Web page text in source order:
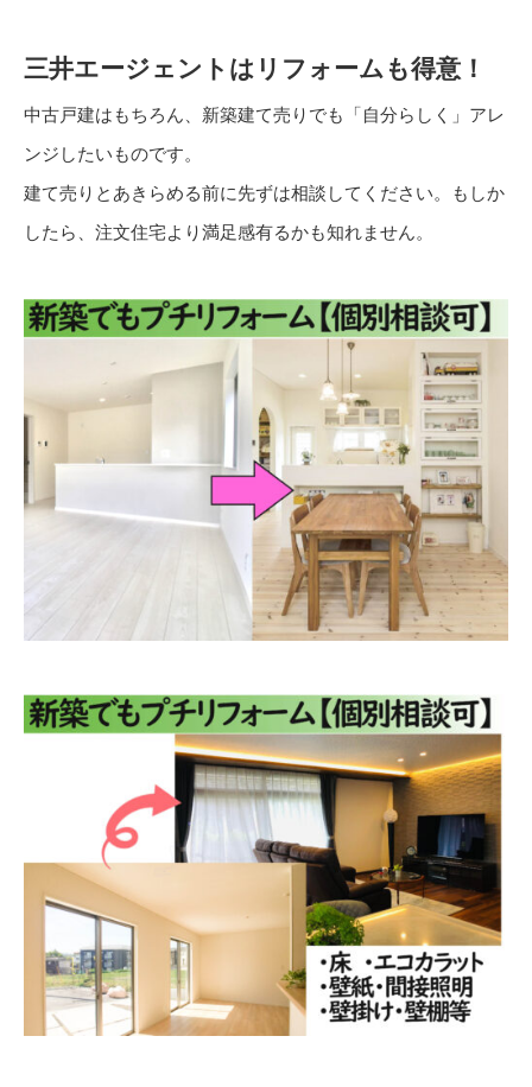
三井エージェントはリフォームも得意！
中古戸建はもちろん、新築建て売りでも「自分らしく」アレ
ンジしたいものです。
建て売りとあきらめる前に先ずは相談してください。もしか
したら、注文住宅より満足感有るかも知れません。